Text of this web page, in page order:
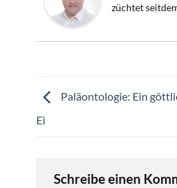
züchtet
Paläontologie: Ein
Ei
Schreibe einen